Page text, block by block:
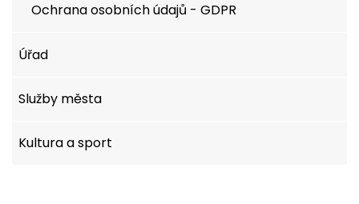
Ochrana osobních údajů - GDPR
Úřad
Služby města
Kultura a sport